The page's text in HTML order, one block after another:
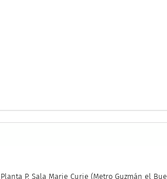
P, Sala Marie Curie (Metro Guzmán el